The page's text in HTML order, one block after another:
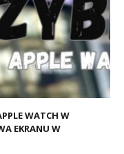
WATCH W
EKRANU W